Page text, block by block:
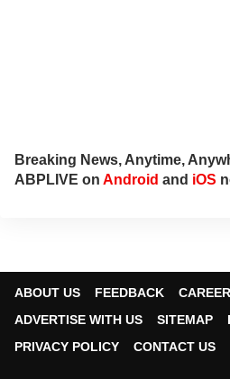
Breaking News, Anytime,
ABPLIVE on Android and iOS
ABOUT US FEEDBACK
ADVERTISE WITH US
SITEMAP
PRIVACY POLICY
CONTACT US